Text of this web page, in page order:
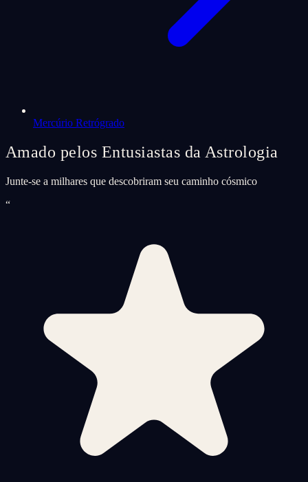
Mercúrio Retrógrado
Amado pelos Entusiastas da Astrologia
Junte-se a milhares que descobriram seu caminho cósmico
“